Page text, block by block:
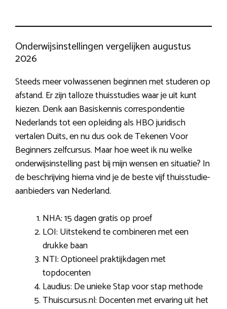
Onderwijsinstellingen vergelijken augustus
2026
Steeds meer volwassenen beginnen met studeren op
afstand. Er zijn talloze thuisstudies waar je uit kunt
kiezen. Denk aan Basiskennis correspondentie
Nederlands tot een opleiding als HBO juridisch
vertalen Duits, en nu dus ook de Tekenen Voor
Beginners zelfcursus. Maar hoe weet ik nu welke
onderwijsinstelling past bij mijn wensen en situatie? In
de beschrijving hierna vind je de beste vijf thuisstudie-
aanbieders van Nederland.
NHA: 15 dagen gratis op proef
LOI: Uitstekend te combineren met een
drukke baan
NTI: Optioneel praktijkdagen met
topdocenten
Laudius: De unieke Stap voor stap methode
Thuiscursus.nl: Docenten met ervaring uit het